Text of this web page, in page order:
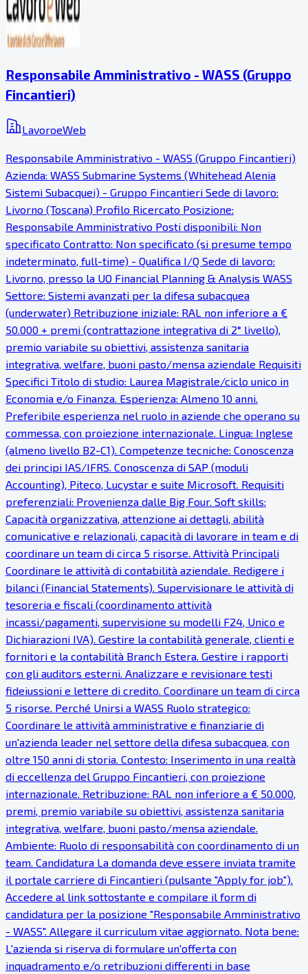
Responsabile Amministrativo - WASS (Gruppo
Fincantieri)
LavoroeWeb
Responsabile Amministrativo - WASS (Gruppo Fincantieri)
Azienda: WASS Submarine Systems (Whitehead Alenia
Sistemi Subacquei) - Gruppo Fincantieri Sede di lavoro:
Livorno (Toscana) Profilo Ricercato Posizione:
Responsabile Amministrativo Posti disponibili: Non
specificato Contratto: Non specificato (si presume tempo
indeterminato, full-time) - Qualifica I/Q Sede di lavoro:
Livorno, presso la UO Financial Planning & Analysis WASS
Settore: Sistemi avanzati per la difesa subacquea
(underwater) Retribuzione iniziale: RAL non inferiore a €
50.000 + premi (contrattazione integrativa di 2° livello),
premio variabile su obiettivi, assistenza sanitaria
integrativa, welfare, buoni pasto/mensa aziendale Requisiti
Specifici Titolo di studio: Laurea Magistrale/ciclo unico in
Economia e/o Finanza. Esperienza: Almeno 10 anni.
Preferibile esperienza nel ruolo in aziende che operano su
commessa, con proiezione internazionale. Lingua: Inglese
(almeno livello B2-C1). Competenze tecniche: Conoscenza
dei principi IAS/IFRS. Conoscenza di SAP (moduli
Accounting), Piteco, Lucystar e suite Microsoft. Requisiti
preferenziali: Provenienza dalle Big Four. Soft skills:
Capacità organizzativa, attenzione ai dettagli, abilità
comunicative e relazionali, capacità di lavorare in team e di
coordinare un team di circa 5 risorse. Attività Principali
Coordinare le attività di contabilità aziendale. Redigere i
bilanci (Financial Statements). Supervisionare le attività di
tesoreria e fiscali (coordinamento attività
incassi/pagamenti, supervisione su modelli F24, Unico e
Dichiarazioni IVA). Gestire la contabilità generale, clienti e
fornitori e la contabilità Branch Estera. Gestire i rapporti
con gli auditors esterni. Analizzare e revisionare testi
fideiussioni e lettere di credito. Coordinare un team di circa
5 risorse. Perché Unirsi a WASS Ruolo strategico:
Coordinare le attività amministrative e finanziarie di
un'azienda leader nel settore della difesa subacquea, con
oltre 150 anni di storia. Contesto: Inserimento in una realtà
di eccellenza del Gruppo Fincantieri, con proiezione
internazionale. Retribuzione: RAL non inferiore a € 50.000,
premi, premio variabile su obiettivi, assistenza sanitaria
integrativa, welfare, buoni pasto/mensa aziendale.
Ambiente: Ruolo di responsabilità con coordinamento di un
team. Candidatura La domanda deve essere inviata tramite
il portale carriere di Fincantieri (pulsante "Apply for job").
Accedere al link sottostante e compilare il form di
candidatura per la posizione "Responsabile Amministrativo
- WASS". Allegare il curriculum vitae aggiornato. Nota bene:
L'azienda si riserva di formulare un'offerta con
inquadramento e/o retribuzioni differenti in base